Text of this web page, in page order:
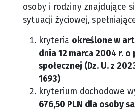
osoby i rodziny znajdujące
sytuacji życiowej,
kryteria określone w
dnia 12 marca 2004 r. o
społecznej (Dz. U. z
1693)
kryterium dochodowe
676,50 PLN dla osoby